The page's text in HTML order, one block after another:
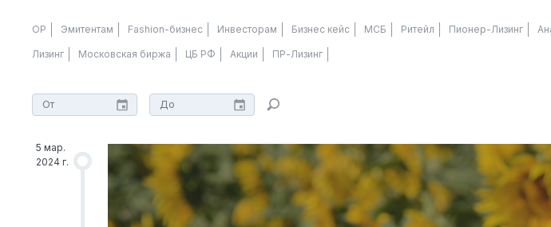
ОР Эмитентам Fashion-бизнес Инвесторам Бизнес кейс МСБ Ритейл Пионер-Лизинг
Лизинг Московская биржа ЦБ РФ Акции ПР-Лизинг
5 мар.
2024 г.